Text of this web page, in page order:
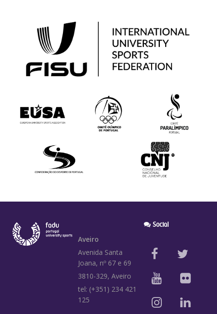
Aveiro
Avenida Santa
Joana, nº 67 e 69
3810-329, Aveiro
tel: (+351) 234 421
125
Social